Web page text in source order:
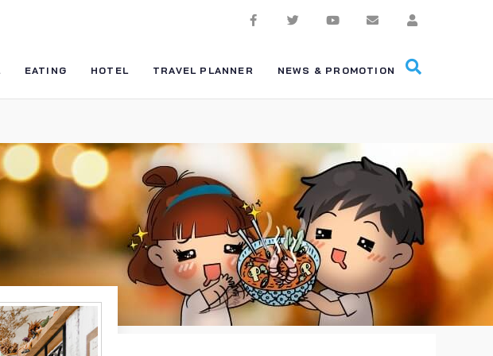
EATING HOTEL TRAVEL PLANNER NEWS & PROMOTION